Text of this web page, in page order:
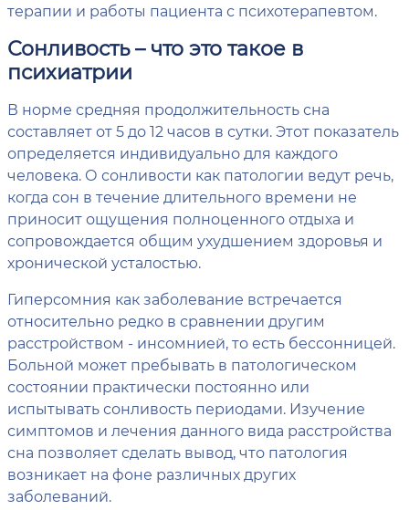
терапии и работы пациента с психотерапевтом.
Сонливость – что это такое в
психиатрии
В норме средняя продолжительность сна
составляет от 5 до 12 часов в сутки. Этот показатель
определяется индивидуально для каждого
человека. О сонливости как патологии ведут речь,
когда сон в течение длительного времени не
приносит ощущения полноценного отдыха и
сопровождается общим ухудшением здоровья и
хронической усталостью.
Гиперсомния как заболевание встречается
относительно редко в сравнении другим
расстройством - инсомнией, то есть бессонницей.
Больной может пребывать в патологическом
состоянии практически постоянно или
испытывать сонливость периодами. Изучение
симптомов и лечения данного вида расстройства
сна позволяет сделать вывод, что патология
возникает на фоне различных других
заболеваний.